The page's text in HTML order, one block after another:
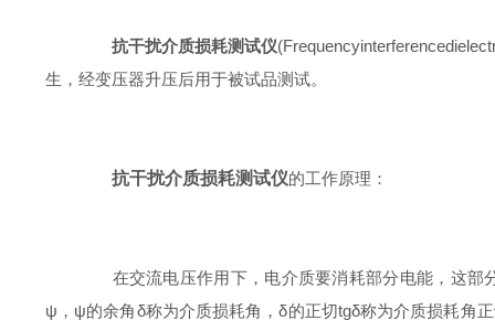
抗干扰介质损耗测试仪
生，经变压器升压后用于被试品测试。
抗干扰介质损耗测试仪的工作原理：
在交流电压作用下，电介质要消耗部分电能，这部
ψ，ψ的余角δ称为介质损耗角，δ的正切tgδ称为介质损耗角